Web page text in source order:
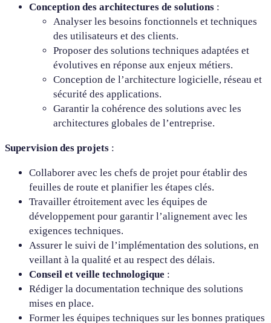
Conception des architectures de solutions :
Analyser les besoins fonctionnels et techniques
des utilisateurs et des clients.
Proposer des solutions techniques adaptées et
évolutives en réponse aux enjeux métiers.
Conception de l’architecture logicielle, réseau et
sécurité des applications.
Garantir la cohérence des solutions avec les
architectures globales de l’entreprise.
Supervision des projets :
Collaborer avec les chefs de projet pour établir des
feuilles de route et planifier les étapes clés.
Travailler étroitement avec les équipes de
développement pour garantir l’alignement avec les
exigences techniques.
Assurer le suivi de l’implémentation des solutions, en
veillant à la qualité et au respect des délais.
Conseil et veille technologique :
Rédiger la documentation technique des solutions
mises en place.
Former les équipes techniques sur les bonnes pratiques